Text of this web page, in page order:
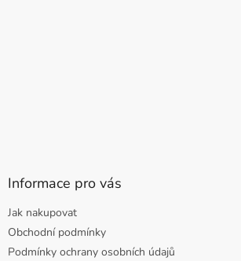
Informace pro vás
Jak nakupovat
Obchodní podmínky
Podmínky ochrany osobních údajů